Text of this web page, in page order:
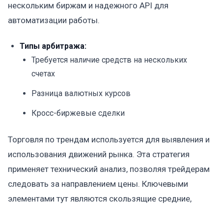
нескольким биржам и надежного API для
автоматизации работы.
Типы арбитража:
Требуется наличие средств на нескольких
счетах
Разница валютных курсов
Кросс-биржевые сделки
Торговля по трендам используется для выявления и
использования движений рынка. Эта стратегия
применяет технический анализ, позволяя трейдерам
следовать за направлением цены. Ключевыми
элементами тут являются скользящие средние,